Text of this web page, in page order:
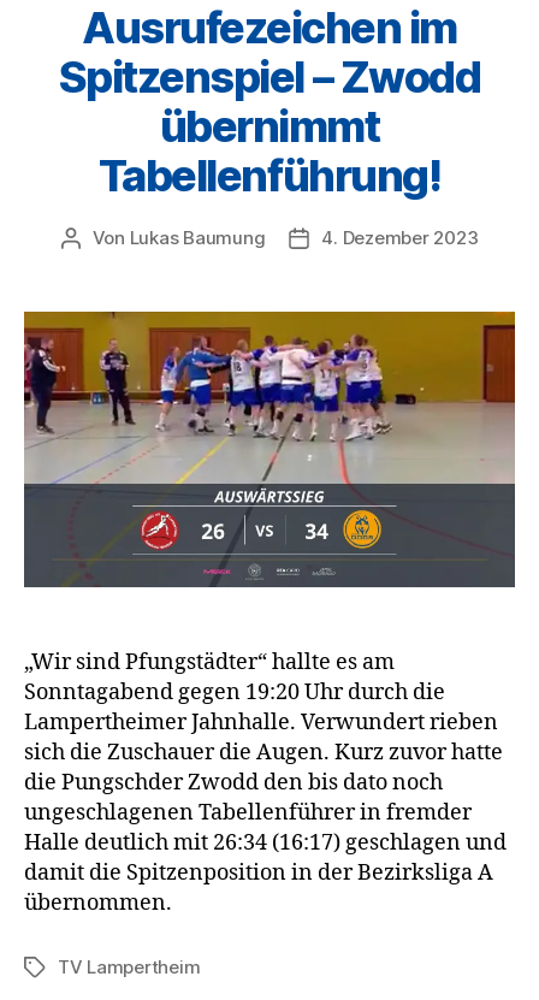
Ausrufezeichen im
Spitzenspiel – Zwodd
übernimmt
Tabellenführung!
Beitragsautor
Von Lukas Baumung Veröffentlichungsdatum
4. Dezember 2023
„Wir sind Pfungstädter“ hallte es am
Sonntagabend gegen 19:20 Uhr durch die
Lampertheimer Jahnhalle. Verwundert rieben
sich die Zuschauer die Augen. Kurz zuvor hatte
die Pungschder Zwodd den bis dato noch
ungeschlagenen Tabellenführer in fremder
Halle deutlich mit 26:34 (16:17) geschlagen und
damit die Spitzenposition in der Bezirksliga A
übernommen.
Schlagwörter
TV Lampertheim